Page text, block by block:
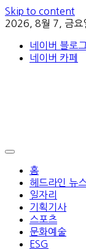
Skip to content
2026, 8월 7, 금요
네이버 블로그
네이버 카페
홈
헤드라인 뉴스
일자리
기획기사
스포츠
문화예술
ESG